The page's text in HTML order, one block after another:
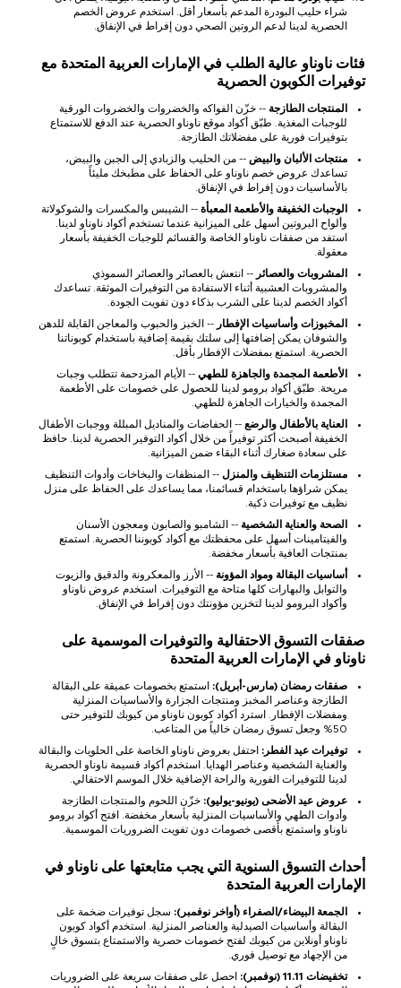
شراء حليب البودرة المدعم بأسعار أقل. استخدم عروض الخصم
الحصرية لدينا لدعم الروتين الصحي دون إفراط في الإنفاق.
فئات ناوناو عالية الطلب في الإمارات العربية المتحدة مع
توفيرات الكوبون الحصرية
المنتجات الطازجة -- خزّن الفواكه والخضروات والخضروات الورقية
للوجبات المغذية. طبّق أكواد موقع ناوناو الحصرية عند الدفع للاستمتاع
بتوفيرات فورية على مفضلاتك الطازجة.
منتجات الألبان والبيض -- من الحليب والزبادي إلى الجبن والبيض،
تساعدك عروض خصم ناوناو على الحفاظ على مطبخك مليئاً
بالأساسيات دون إفراط في الإنفاق.
الوجبات الخفيفة والأطعمة المعبأة -- الشيبس والمكسرات والشوكولاتة
وألواح البروتين أسهل على الميزانية عندما تستخدم أكواد ناوناو لدينا.
استفد من صفقات ناوناو الخاصة والقسائم للوجبات الخفيفة بأسعار
معقولة.
المشروبات والعصائر -- انتعش بالعصائر والعصائر السموذي
والمشروبات العشبية أثناء الاستفادة من التوفيرات الموثقة. تساعدك
أكواد الخصم لدينا على الشرب بذكاء دون تفويت الجودة.
المخبوزات وأساسيات الإفطار -- الخبز والحبوب والمعاجن القابلة للدهن
والشوفان يمكن إضافتها إلى سلتك بقيمة إضافية باستخدام كوبوناتنا
الحصرية. استمتع بمفضلات الإفطار بأقل.
الأطعمة المجمدة والجاهزة للطهي -- الأيام المزدحمة تتطلب وجبات
مريحة. طبّق أكواد برومو لدينا للحصول على خصومات على الأطعمة
المجمدة والخيارات الجاهزة للطهي.
العناية بالأطفال والرضع -- الحفاضات والمناديل المبللة ووجبات الأطفال
الخفيفة أصبحت أكثر توفيراً من خلال أكواد التوفير الحصرية لدينا. حافظ
على سعادة صغارك أثناء البقاء ضمن الميزانية.
مستلزمات التنظيف والمنزل -- المنظفات والبخاخات وأدوات التنظيف
يمكن شراؤها باستخدام قسائمنا، مما يساعدك على الحفاظ على منزل
نظيف مع توفيرات ذكية.
الصحة والعناية الشخصية -- الشامبو والصابون ومعجون الأسنان
والفيتامينات أسهل على محفظتك مع أكواد كوبوننا الحصرية. استمتع
بمنتجات العافية بأسعار مخفضة.
أساسيات البقالة ومواد المؤونة -- الأرز والمعكرونة والدقيق والزيوت
والتوابل والبهارات كلها متاحة مع التوفيرات. استخدم عروض ناوناو
وأكواد البرومو لدينا لتخزين مؤونتك دون إفراط في الإنفاق.
صفقات التسوق الاحتفالية والتوفيرات الموسمية على
ناوناو في الإمارات العربية المتحدة
صفقات رمضان (مارس-أبريل): استمتع بخصومات عميقة على البقالة
الطازجة وعناصر المخبز ومنتجات الجزارة والأساسيات المنزلية
ومفضلات الإفطار. استرد أكواد كوبون ناوناو من كيوبك للتوفير حتى
50% وجعل تسوق رمضان خالياً من المتاعب.
توفيرات عيد الفطر: احتفل بعروض ناوناو الخاصة على الحلويات والبقالة
والعناية الشخصية وعناصر الهدايا. استخدم أكواد قسيمة ناوناو الحصرية
لدينا للتوفيرات الفورية والراحة الإضافية خلال الموسم الاحتفالي.
عروض عيد الأضحى (يونيو-يوليو): خزّن اللحوم والمنتجات الطازجة
وأدوات الطهي والأساسيات المنزلية بأسعار مخفضة. افتح أكواد برومو
ناوناو واستمتع بأقصى خصومات دون تفويت الضروريات الموسمية.
أحداث التسوق السنوية التي يجب متابعتها على ناوناو في
الإمارات العربية المتحدة
الجمعة البيضاء/الصفراء (أواخر نوفمبر): سجل توفيرات ضخمة على
البقالة وأساسيات الصيدلية والعناصر المنزلية. استخدم أكواد كوبون
ناوناو أونلاين من كيوبك لفتح خصومات حصرية والاستمتاع بتسوق خالٍ
من الإجهاد مع توصيل فوري.
تخفيضات 11.11 (نوفمبر):
احصل على صفقات سريعة على الضروريات